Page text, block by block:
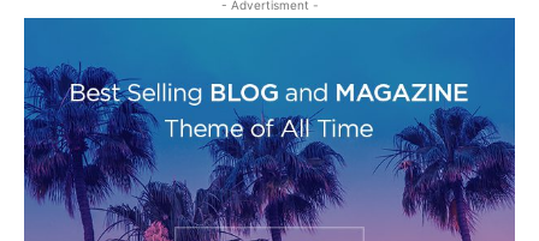
- Advertisment -